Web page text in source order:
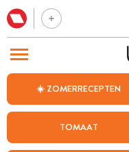
☀️ ZOMERRECEPTEN
TOMAAT
BEZOEK ONZE ANDERE WEBSITES
WEEKMENU